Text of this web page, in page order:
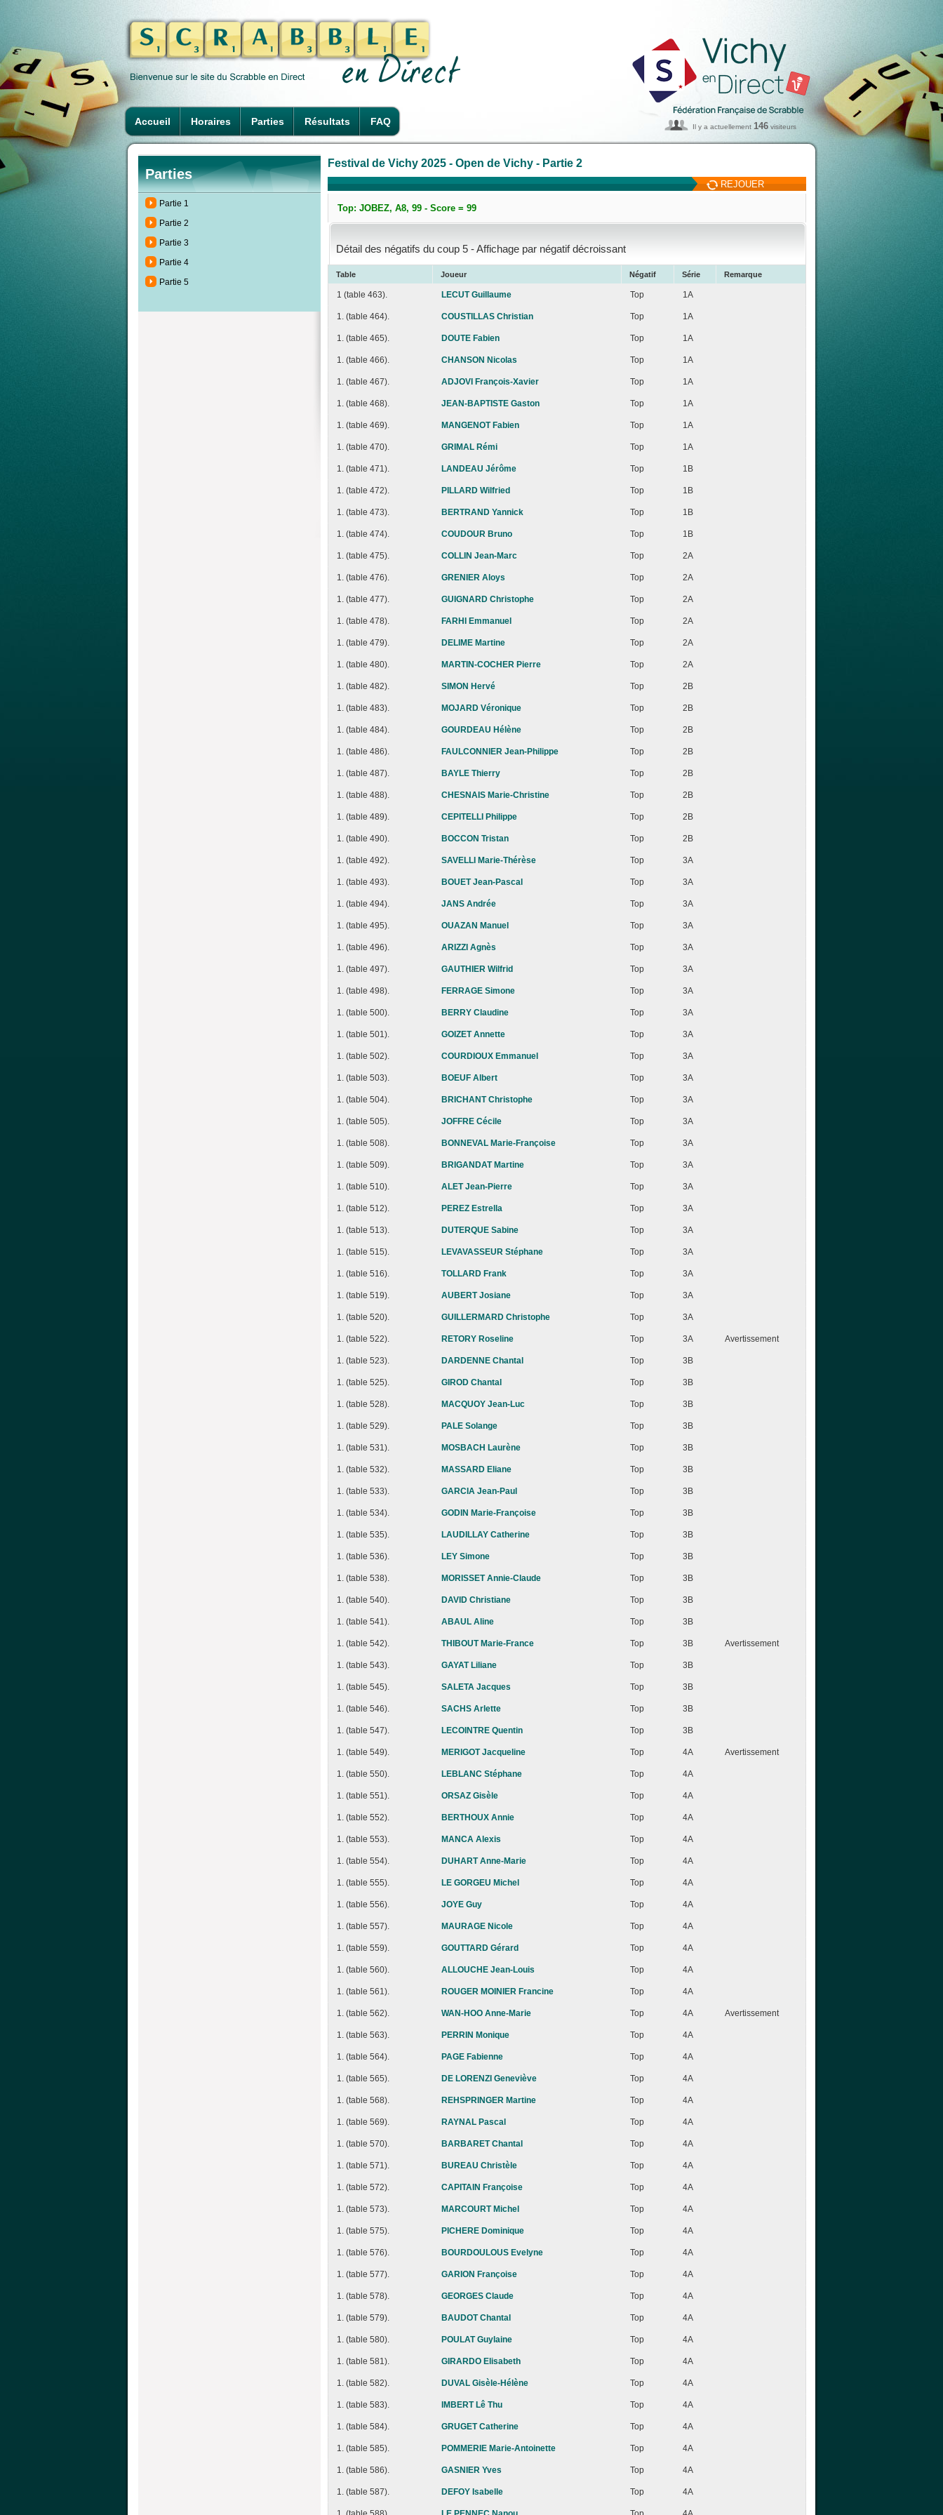
Accueil Horaires Parties Résultats FAQ Il y a actuellement 146 visiteurs
Parties
Partie 1
Partie 2
Partie 3
Partie 4
Partie 5
Festival de Vichy 2025 - Open de Vichy - Partie 2
REJOUER
Top: JOBEZ, A8, 99 - Score = 99
Détail des négatifs du coup 5 - Affichage par négatif décroissant
Table Joueur Négatif Série Remarque
1 (table 463). LECUT Guillaume Top 1A
1. (table 464). COUSTILLAS Christian Top 1A
1. (table 465). DOUTE Fabien Top 1A
1. (table 466). CHANSON Nicolas Top 1A
1. (table 467). ADJOVI François-Xavier Top 1A
1. (table 468). JEAN-BAPTISTE Gaston Top 1A
1. (table 469). MANGENOT Fabien Top 1A
1. (table 470). GRIMAL Rémi Top 1A
1. (table 471). LANDEAU Jérôme Top 1B
1. (table 472). PILLARD Wilfried Top 1B
1. (table 473). BERTRAND Yannick Top 1B
1. (table 474). COUDOUR Bruno Top 1B
1. (table 475). COLLIN Jean-Marc Top 2A
1. (table 476). GRENIER Aloys Top 2A
1. (table 477). GUIGNARD Christophe Top 2A
1. (table 478). FARHI Emmanuel Top 2A
1. (table 479). DELIME Martine Top 2A
1. (table 480). MARTIN-COCHER Pierre Top 2A
1. (table 482). SIMON Hervé Top 2B
1. (table 483). MOJARD Véronique Top 2B
1. (table 484). GOURDEAU Hélène Top 2B
1. (table 486). FAULCONNIER Jean-Philippe Top 2B
1. (table 487). BAYLE Thierry Top 2B
1. (table 488). CHESNAIS Marie-Christine Top 2B
1. (table 489). CEPITELLI Philippe Top 2B
1. (table 490). BOCCON Tristan Top 2B
1. (table 492). SAVELLI Marie-Thérèse Top 3A
1. (table 493). BOUET Jean-Pascal Top 3A
1. (table 494). JANS Andrée Top 3A
1. (table 495). OUAZAN Manuel Top 3A
1. (table 496). ARIZZI Agnès Top 3A
1. (table 497). GAUTHIER Wilfrid Top 3A
1. (table 498). FERRAGE Simone Top 3A
1. (table 500). BERRY Claudine Top 3A
1. (table 501). GOIZET Annette Top 3A
1. (table 502). COURDIOUX Emmanuel Top 3A
1. (table 503). BOEUF Albert Top 3A
1. (table 504). BRICHANT Christophe Top 3A
1. (table 505). JOFFRE Cécile Top 3A
1. (table 508). BONNEVAL Marie-Françoise Top 3A
1. (table 509). BRIGANDAT Martine Top 3A
1. (table 510). ALET Jean-Pierre Top 3A
1. (table 512). PEREZ Estrella Top 3A
1. (table 513). DUTERQUE Sabine Top 3A
1. (table 515). LEVAVASSEUR Stéphane Top 3A
1. (table 516). TOLLARD Frank Top 3A
1. (table 519). AUBERT Josiane Top 3A
1. (table 520). GUILLERMARD Christophe Top 3A
1. (table 522). RETORY Roseline Top 3A Avertissement
1. (table 523). DARDENNE Chantal Top 3B
1. (table 525). GIROD Chantal Top 3B
1. (table 528). MACQUOY Jean-Luc Top 3B
1. (table 529). PALE Solange Top 3B
1. (table 531). MOSBACH Laurène Top 3B
1. (table 532). MASSARD Eliane Top 3B
1. (table 533). GARCIA Jean-Paul Top 3B
1. (table 534). GODIN Marie-Françoise Top 3B
1. (table 535). LAUDILLAY Catherine Top 3B
1. (table 536). LEY Simone Top 3B
1. (table 538). MORISSET Annie-Claude Top 3B
1. (table 540). DAVID Christiane Top 3B
1. (table 541). ABAUL Aline Top 3B
1. (table 542). THIBOUT Marie-France Top 3B Avertissement
1. (table 543). GAYAT Liliane Top 3B
1. (table 545). SALETA Jacques Top 3B
1. (table 546). SACHS Arlette Top 3B
1. (table 547). LECOINTRE Quentin Top 3B
1. (table 549). MERIGOT Jacqueline Top 4A Avertissement
1. (table 550). LEBLANC Stéphane Top 4A
1. (table 551). ORSAZ Gisèle Top 4A
1. (table 552). BERTHOUX Annie Top 4A
1. (table 553). MANCA Alexis Top 4A
1. (table 554). DUHART Anne-Marie Top 4A
1. (table 555). LE GORGEU Michel Top 4A
1. (table 556). JOYE Guy Top 4A
1. (table 557). MAURAGE Nicole Top 4A
1. (table 559). GOUTTARD Gérard Top 4A
1. (table 560). ALLOUCHE Jean-Louis Top 4A
1. (table 561). ROUGER MOINIER Francine Top 4A
1. (table 562). WAN-HOO Anne-Marie Top 4A Avertissement
1. (table 563). PERRIN Monique Top 4A
1. (table 564). PAGE Fabienne Top 4A
1. (table 565). DE LORENZI Geneviève Top 4A
1. (table 568). REHSPRINGER Martine Top 4A
1. (table 569). RAYNAL Pascal Top 4A
1. (table 570). BARBARET Chantal Top 4A
1. (table 571). BUREAU Christèle Top 4A
1. (table 572). CAPITAIN Françoise Top 4A
1. (table 573). MARCOURT Michel Top 4A
1. (table 575). PICHERE Dominique Top 4A
1. (table 576). BOURDOULOUS Evelyne Top 4A
1. (table 577). GARION Françoise Top 4A
1. (table 578). GEORGES Claude Top 4A
1. (table 579). BAUDOT Chantal Top 4A
1. (table 580). POULAT Guylaine Top 4A
1. (table 581). GIRARDO Elisabeth Top 4A
1. (table 582). DUVAL Gisèle-Hélène Top 4A
1. (table 583). IMBERT Lê Thu Top 4A
1. (table 584). GRUGET Catherine Top 4A
1. (table 585). POMMERIE Marie-Antoinette Top 4A
1. (table 586). GASNIER Yves Top 4A
1. (table 587). DEFOY Isabelle Top 4A